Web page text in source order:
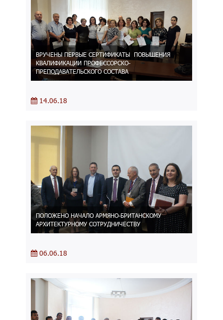
ВРУЧЕНЫ ПЕРВЫЕ СЕРТИФИКАТЫ ПОВЫШЕНИЯ
КВАЛИФИКАЦИИ ПРОФЕССОРСКО-
ПРЕПОДАВАТЕЛЬСКОГО СОСТАВА
14.06.18
ПОЛОЖЕНО НАЧАЛО АРМЯНО-БРИТАНСКОМУ
АРХИТЕКТУРНОМУ СОТРУДНИЧЕСТВУ
06.06.18